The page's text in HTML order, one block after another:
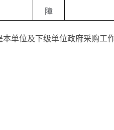
障
位及下级单位政府采购工作